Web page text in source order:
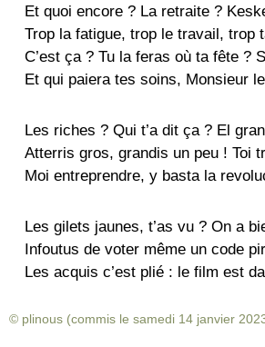
Et quoi encore ? La retraite ?
Trop la fatigue, trop le travail, trop
C’est ça ? Tu la feras où ta fête ?
Et qui paiera tes soins, Monsieur
Les riches ? Qui t’a dit ça ? El
Atterris gros, grandis un peu ! Toi
Moi entreprendre, y basta la
Les gilets jaunes, t’as vu ? On a
Infoutus de voter même un code
Les acquis c’est plié : le film est
© plinous (commis le samedi 14 janvier